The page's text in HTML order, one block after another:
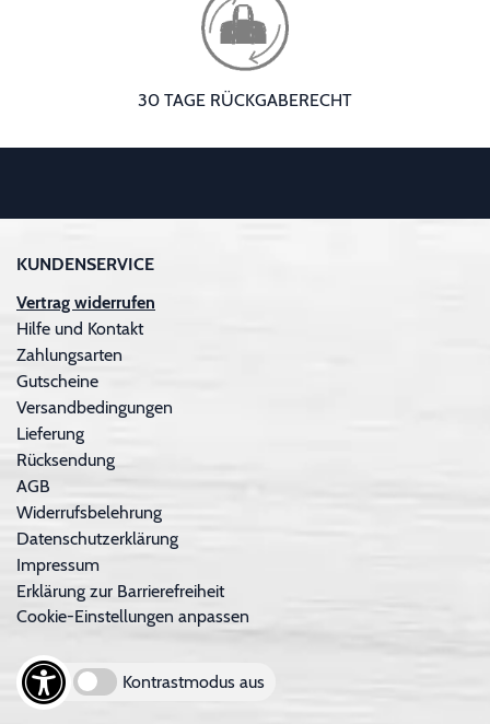
30 TAGE RÜCKGABERECHT
KUNDENSERVICE
Vertrag widerrufen
Hilfe und Kontakt
Zahlungsarten
Gutscheine
Versandbedingungen
Lieferung
Rücksendung
AGB
Widerrufsbelehrung
Datenschutzerklärung
Impressum
Erklärung zur Barrierefreiheit
Cookie-Einstellungen anpassen
Kontrastmodus aus